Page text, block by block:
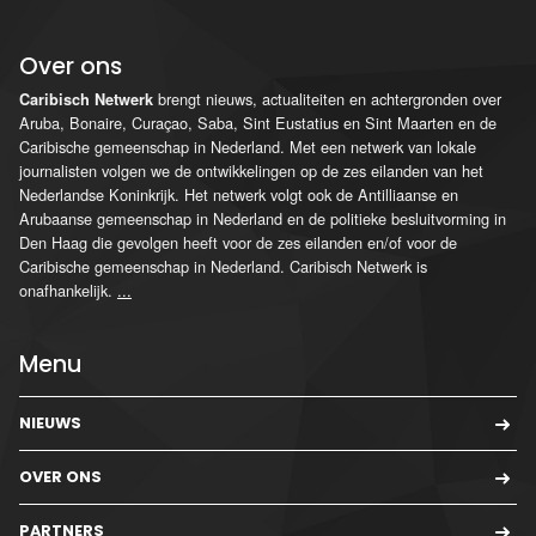
Over ons
Caribisch Netwerk brengt nieuws, actualiteiten en achtergronden over
Aruba, Bonaire, Curaçao, Saba, Sint Eustatius en Sint Maarten en de
Caribische gemeenschap in Nederland. Met een netwerk van lokale
journalisten volgen we de ontwikkelingen op de zes eilanden van het
Nederlandse Koninkrijk. Het netwerk volgt ook de Antilliaanse en
Arubaanse gemeenschap in Nederland en de politieke besluitvorming in
Den Haag die gevolgen heeft voor de zes eilanden en/of voor de
Caribische gemeenschap in Nederland. Caribisch Netwerk is
onafhankelijk. ...
Menu
NIEUWS
OVER ONS
PARTNERS